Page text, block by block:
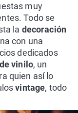
muy
Todo se
la decoración
con una
dedicados
vinilo, un
quien así lo
vintage, todo